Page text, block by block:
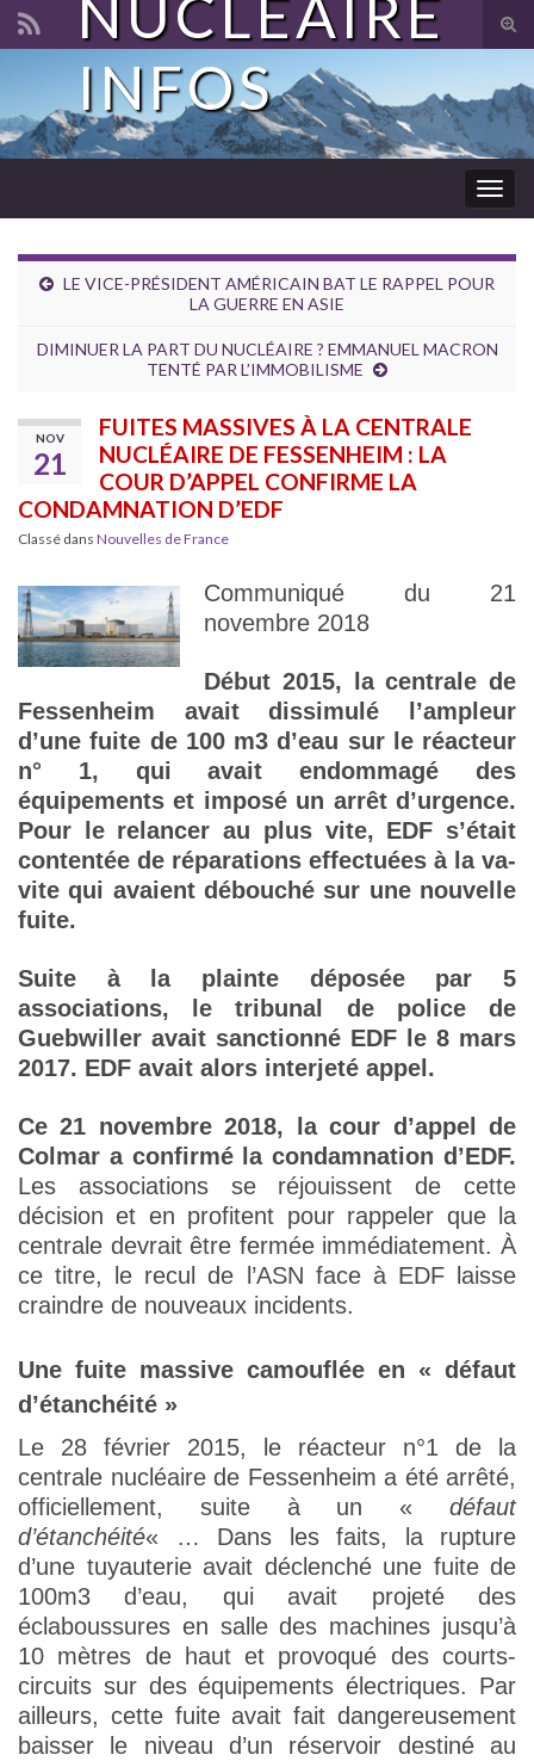
Search for:
NUCLÉAIRE
INFOS
LE VICE-PRÉSIDENT AMÉRICAIN BAT LE RAPPEL POUR
LA GUERRE EN ASIE
DIMINUER LA PART DU NUCLÉAIRE ? EMMANUEL MACRON
TENTÉ PAR L’IMMOBILISME
NOV
21
FUITES MASSIVES À LA CENTRALE
NUCLÉAIRE DE FESSENHEIM : LA
COUR D’APPEL CONFIRME LA
CONDAMNATION D’EDF
Classé dans Nouvelles de France
Communiqué du 21
novembre 2018
Début 2015, la centrale de
Fessenheim avait dissimulé l’ampleur
d’une fuite de 100 m3 d’eau sur le réacteur
n° 1, qui avait endommagé des
équipements et imposé un arrêt d’urgence.
Pour le relancer au plus vite, EDF s’était
contentée de réparations effectuées à la va-
vite qui avaient débouché sur une nouvelle
fuite.
Suite à la plainte déposée par 5
associations, le tribunal de police de
Guebwiller avait sanctionné EDF le 8 mars
2017. EDF avait alors interjeté appel.
Ce 21 novembre 2018, la cour d’appel de
Colmar a confirmé la condamnation d’EDF.
Les associations se réjouissent de cette
décision et en profitent pour rappeler que la
centrale devrait être fermée immédiatement. À
ce titre, le recul de l’ASN face à EDF laisse
craindre de nouveaux incidents.
Une fuite massive camouflée en « défaut
d’étanchéité »
Le 28 février 2015, le réacteur n°1 de la
centrale nucléaire de Fessenheim a été arrêté,
officiellement, suite à un « défaut
d’étanchéité« … Dans les faits, la rupture
d’une tuyauterie avait déclenché une fuite de
100m3 d’eau, qui avait projeté des
éclaboussures en salle des machines jusqu’à
10 mètres de haut et provoqué des courts-
circuits sur des équipements électriques. Par
ailleurs, cette fuite avait fait dangereusement
baisser le niveau d’un réservoir destiné au